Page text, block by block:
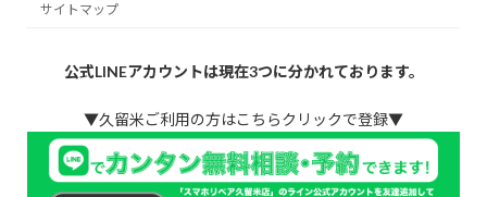
サイトマップ
公式LINEアカウントは現在3つに分かれております。
▼久留米ご利用の方はこちらクリックで登録▼